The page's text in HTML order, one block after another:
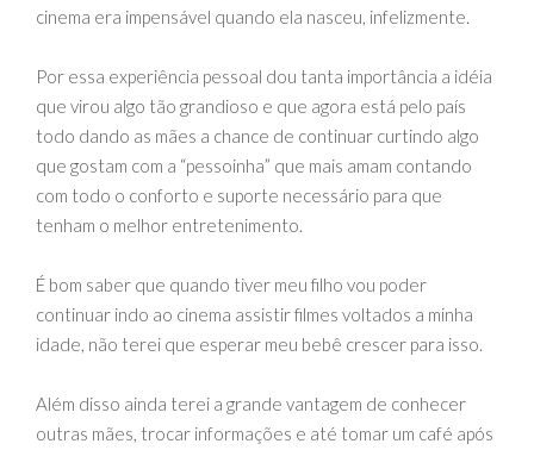
cinema era impensável quando ela nasceu, infelizmente.
Por essa experiência pessoal dou tanta importância a idéia
que virou algo tão grandioso e que agora está pelo país
todo dando as mães a chance de continuar curtindo algo
que gostam com a “pessoinha” que mais amam contando
com todo o conforto e suporte necessário para que
tenham o melhor entretenimento.
É bom saber que quando tiver meu filho vou poder
continuar indo ao cinema assistir filmes voltados a minha
idade, não terei que esperar meu bebê crescer para isso.
Além disso ainda terei a grande vantagem de conhecer
outras mães, trocar informações e até tomar um café após